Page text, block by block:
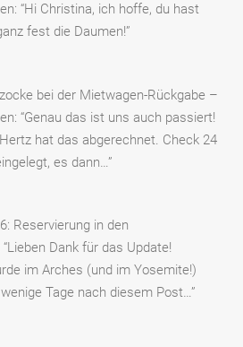
: “Hi Christina, ich hoffe, du hast
fest die Daumen!”
bei der Mietwagen-Rückgabe –
: “Genau das ist uns auch passiert!
hat das abgerechnet. Check 24
es dann…”
Reservierung in den
“Lieben Dank für das Update!
im Arches (und im Yosemite!)
Tage nach diesem Post…”